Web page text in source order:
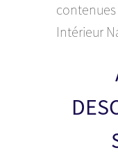
Intérieur